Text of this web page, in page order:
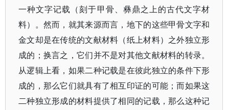
一种文字记载（刻于甲骨、彝鼎之上的古代文字材
料）。然而，就其来源而言，地下的这些甲骨文字和
金文却是在传统的文献材料（纸上材料）之外独立形
成的；换言之，它们并不是对其他文献材料的转录。
从逻辑上看，如果二种记载是在彼此独立的条件下形
成的，那么它们就具有了相互印证的可能；而如果这
二种独立形成的材料提供了相同的记载，那么这种记